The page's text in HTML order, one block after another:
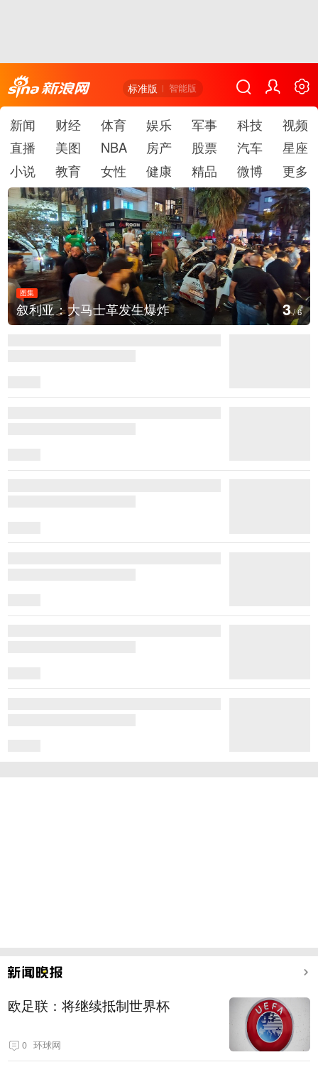
标准版 智能版
新闻 财经 体育 娱乐 军事 科技
视频
直播
美图 NBA 房产 股票 汽车
星座
小说
教育 女性 健康 精品 微博 更多
图集
叙利亚：大马士革发生爆炸 3/6
欧足联：将继续抵制世界杯
0 环球网